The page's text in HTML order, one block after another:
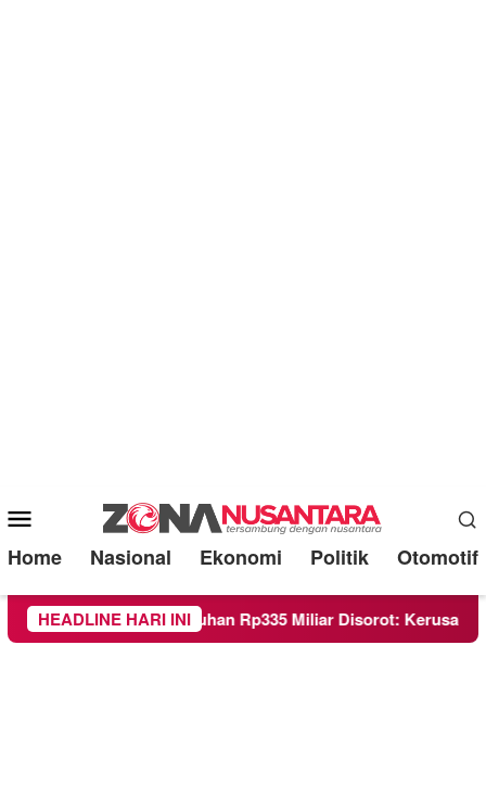
Mobile
Menu
Home Nasional Ekonomi Politik Otomotif
HEADLINE HARI INI
Stadion Kanjuruhan Rp335 Miliar Disorot: Kerusakan